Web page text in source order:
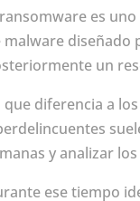
es
malware diseñado
un
que diferencia a
y analizar
ese tiempo